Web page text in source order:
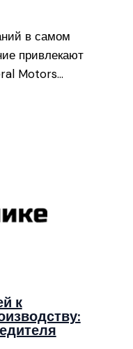
в самом
привлекают
Motors…
к